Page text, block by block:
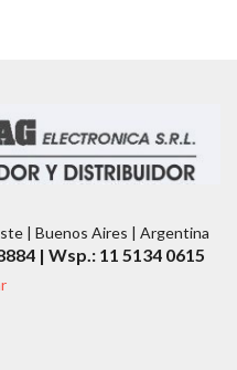
| Buenos Aires | Argentina
| Wsp.: 11 5134 0615